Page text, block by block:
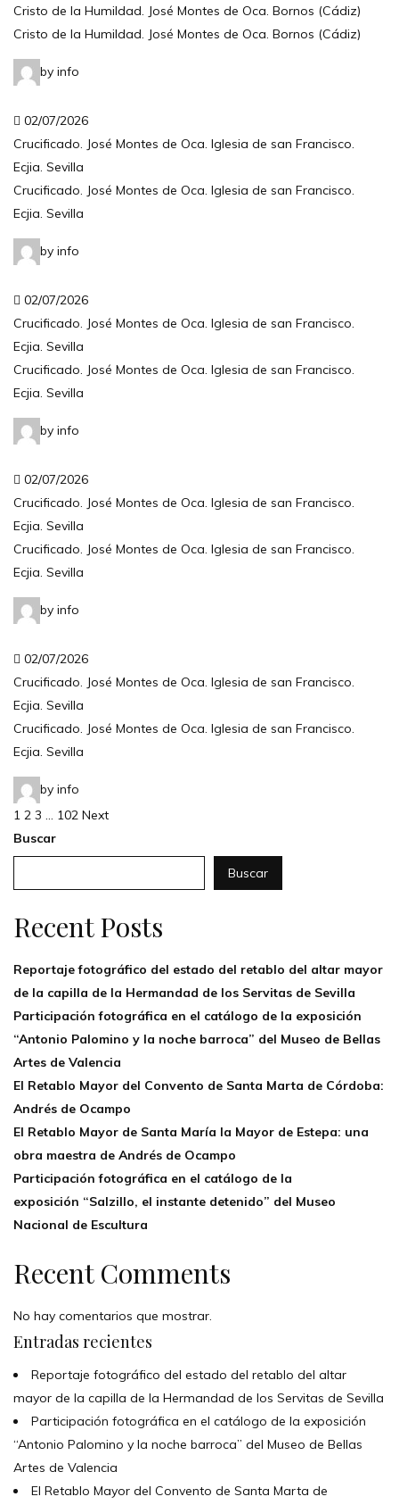
Cristo de la Humildad. José Montes de Oca. Bornos (Cádiz)
Cristo de la Humildad. José Montes de Oca. Bornos (Cádiz)
by info
02/07/2026
Crucificado. José Montes de Oca. Iglesia de san Francisco.
Ecjia. Sevilla
Crucificado. José Montes de Oca. Iglesia de san Francisco.
Ecjia. Sevilla
by info
02/07/2026
Crucificado. José Montes de Oca. Iglesia de san Francisco.
Ecjia. Sevilla
Crucificado. José Montes de Oca. Iglesia de san Francisco.
Ecjia. Sevilla
by info
02/07/2026
Crucificado. José Montes de Oca. Iglesia de san Francisco.
Ecjia. Sevilla
Crucificado. José Montes de Oca. Iglesia de san Francisco.
Ecjia. Sevilla
by info
02/07/2026
Crucificado. José Montes de Oca. Iglesia de san Francisco.
Ecjia. Sevilla
Crucificado. José Montes de Oca. Iglesia de san Francisco.
Ecjia. Sevilla
by info
1 2 3 … 102 Next
Buscar
Buscar
Recent Posts
Reportaje fotográfico del estado del retablo del altar mayor
de la capilla de la Hermandad de los Servitas de Sevilla
Participación fotográfica en el catálogo de la exposición
“Antonio Palomino y la noche barroca” del Museo de Bellas
Artes de Valencia
El Retablo Mayor del Convento de Santa Marta de Córdoba:
Andrés de Ocampo
El Retablo Mayor de Santa María la Mayor de Estepa: una
obra maestra de Andrés de Ocampo
Participación fotográfica en el catálogo de la
exposición “Salzillo, el instante detenido” del Museo
Nacional de Escultura
Recent Comments
No hay comentarios que mostrar.
Entradas recientes
Reportaje fotográfico del estado del retablo del altar
mayor de la capilla de la Hermandad de los Servitas de Sevilla
Participación fotográfica en el catálogo de la exposición
“Antonio Palomino y la noche barroca” del Museo de Bellas
Artes de Valencia
El Retablo Mayor del Convento de Santa Marta de